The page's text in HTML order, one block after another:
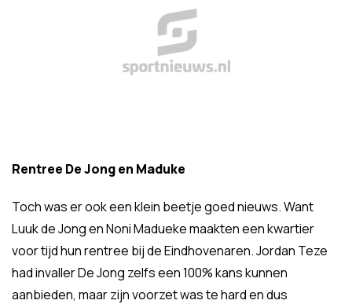
Rentree De Jong en Maduke
Toch was er ook een klein beetje goed nieuws. Want
Luuk de Jong en Noni Madueke maakten een kwartier
voor tijd hun rentree bij de Eindhovenaren. Jordan Teze
had invaller De Jong zelfs een 100% kans kunnen
aanbieden, maar zijn voorzet was te hard en dus